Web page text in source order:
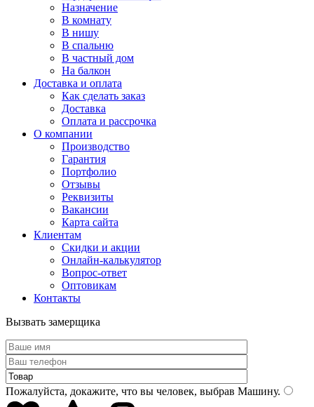
Назначение
В комнату
В нишу
В спальню
В частный дом
На балкон
Доставка и оплата
Как сделать заказ
Доставка
Оплата и рассрочка
О компании
Производство
Гарантия
Портфолио
Отзывы
Реквизиты
Вакансии
Карта сайта
Клиентам
Скидки и акции
Онлайн-калькулятор
Вопрос-ответ
Оптовикам
Контакты
Вызвать замерщика
Пожалуйста, докажите, что вы человек, выбрав Машину.